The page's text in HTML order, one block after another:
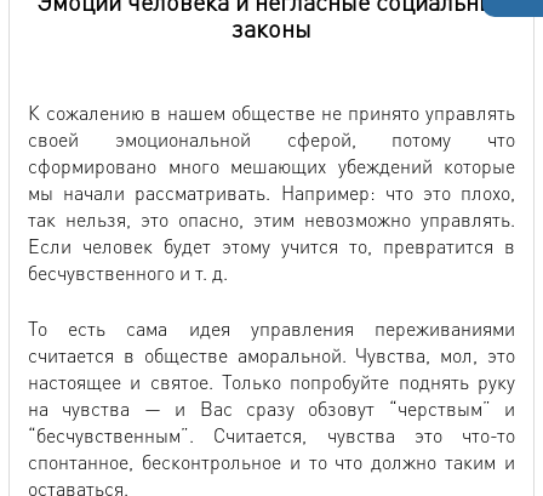
законы
К сожалению в нашем обществе не принято управлять
своей эмоциональной сферой, потому что
сформировано много мешающих убеждений которые
мы начали рассматривать. Например: что это плохо,
так нельзя, это опасно, этим невозможно управлять.
Если человек будет этому учится то, превратится в
бесчувственного и т. д.
То есть сама идея управления переживаниями
считается в обществе аморальной. Чувства, мол, это
настоящее и святое. Только попробуйте поднять руку
на чувства — и Вас сразу обзовут “черствым” и
“бесчувственным”. Считается, чувства это что-то
спонтанное, бесконтрольное и то что должно таким и
оставаться.